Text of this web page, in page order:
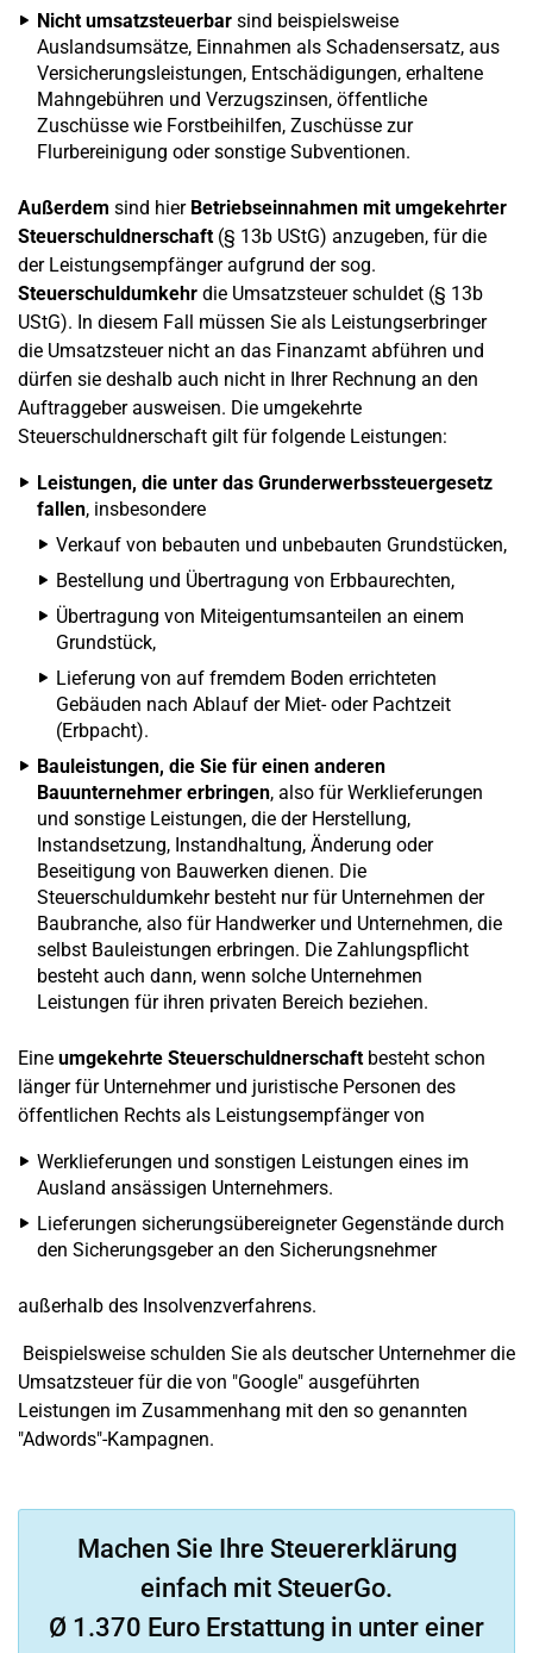
Nicht umsatzsteuerbar sind beispielsweise
Auslandsumsätze, Einnahmen als Schadensersatz, aus
Versicherungsleistungen, Entschädigungen, erhaltene
Mahngebühren und Verzugszinsen, öffentliche
Zuschüsse wie Forstbeihilfen, Zuschüsse zur
Flurbereinigung oder sonstige Subventionen.
Außerdem sind hier Betriebseinnahmen mit umgekehrter
Steuerschuldnerschaft(§ 13b UStG) anzugeben, für die
der Leistungsempfänger aufgrund der sog.
Steuerschuldumkehr die Umsatzsteuer schuldet (§ 13b
UStG). In diesem Fall müssen Sie als Leistungserbringer
die Umsatzsteuer nicht an das Finanzamt abführen und
dürfen sie deshalb auch nicht in Ihrer Rechnung an den
Auftraggeber ausweisen. Die umgekehrte
Steuerschuldnerschaft gilt für folgende Leistungen:
Leistungen, die unter das Grunderwerbssteuergesetz
fallen, insbesondere
Verkauf von bebauten und unbebauten Grundstücken,
Bestellung und Übertragung von Erbbaurechten,
Übertragung von Miteigentumsanteilen an einem
Grundstück,
Lieferung von auf fremdem Boden errichteten
Gebäuden nach Ablauf der Miet- oder Pachtzeit
(Erbpacht).
Bauleistungen, die Sie für einen anderen
Bauunternehmer erbringen, also für Werklieferungen
und sonstige Leistungen, die der Herstellung,
Instandsetzung, Instandhaltung, Änderung oder
Beseitigung von Bauwerken dienen. Die
Steuerschuldumkehr besteht nur für Unternehmen der
Baubranche, also für Handwerker und Unternehmen, die
selbst Bauleistungen erbringen. Die Zahlungspflicht
besteht auch dann, wenn solche Unternehmen
Leistungen für ihren privaten Bereich beziehen.
Eine umgekehrte Steuerschuldnerschaftbesteht schon
länger für Unternehmer und juristische Personen des
öffentlichen Rechts als Leistungsempfänger von
Werklieferungen und sonstigen Leistungen eines im
Ausland ansässigen Unternehmers.
Lieferungen sicherungsübereigneter Gegenstände durch
den Sicherungsgeber an den Sicherungsnehmer
außerhalb des Insolvenzverfahrens.
Beispielsweise schulden Sie als deutscher Unternehmer die
Umsatzsteuer für die von "Google" ausgeführten
Leistungen im Zusammenhang mit den so genannten
"Adwords"-Kampagnen.
Machen Sie Ihre Steuererklärung
einfach mit SteuerGo.
Ø 1.370 Euro Erstattung in unter einer